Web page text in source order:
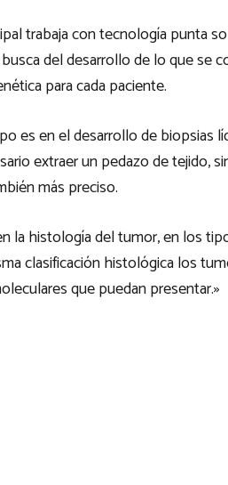
trabaja con tecnología punta
del desarrollo de lo que se
para cada paciente.
es en el desarrollo de biopsias
extraer un pedazo de tejido,
más preciso.
la histología del tumor, en los
clasificación histológica los
que puedan presentar.»